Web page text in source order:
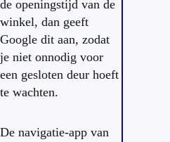
de openingstijd van de
winkel, dan geeft
Google dit aan, zodat
je niet onnodig voor
een gesloten deur hoeft
te wachten.
De navigatie-app van